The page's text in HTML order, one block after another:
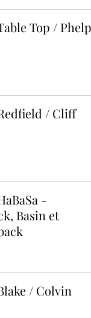
Top / Phelps
/ Cliff
-
Basin et
/ Colvin